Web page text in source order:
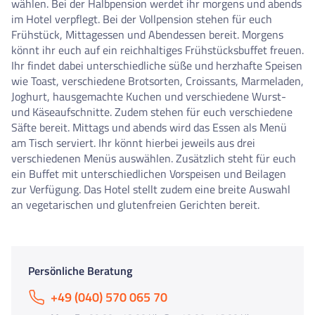
wählen. Bei der Halbpension werdet ihr morgens und abends
im Hotel verpflegt. Bei der Vollpension stehen für euch
Frühstück, Mittagessen und Abendessen bereit. Morgens
könnt ihr euch auf ein reichhaltiges Frühstücksbuffet freuen.
Ihr findet dabei unterschiedliche süße und herzhafte Speisen
wie Toast, verschiedene Brotsorten, Croissants, Marmeladen,
Joghurt, hausgemachte Kuchen und verschiedene Wurst-
und Käseaufschnitte. Zudem stehen für euch verschiedene
Säfte bereit. Mittags und abends wird das Essen als Menü
am Tisch serviert. Ihr könnt hierbei jeweils aus drei
verschiedenen Menüs auswählen. Zusätzlich steht für euch
ein Buffet mit unterschiedlichen Vorspeisen und Beilagen
zur Verfügung. Das Hotel stellt zudem eine breite Auswahl
an vegetarischen und glutenfreien Gerichten bereit.
Persönliche Beratung
+49 (040) 570 065 70